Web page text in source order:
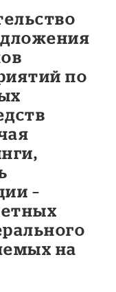
по
–
на